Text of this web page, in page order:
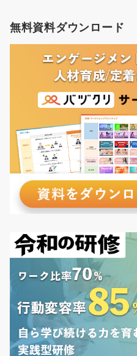
無料資料ダウンロード